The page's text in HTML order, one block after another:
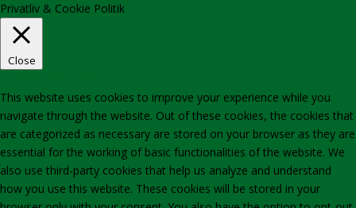
Privatliv & Cookie Politik
Close
This website uses cookies to improve your experience while you
navigate through the website. Out of these cookies, the cookies that
are categorized as necessary are stored on your browser as they are
essential for the working of basic functionalities of the website. We
also use third-party cookies that help us analyze and understand
how you use this website. These cookies will be stored in your